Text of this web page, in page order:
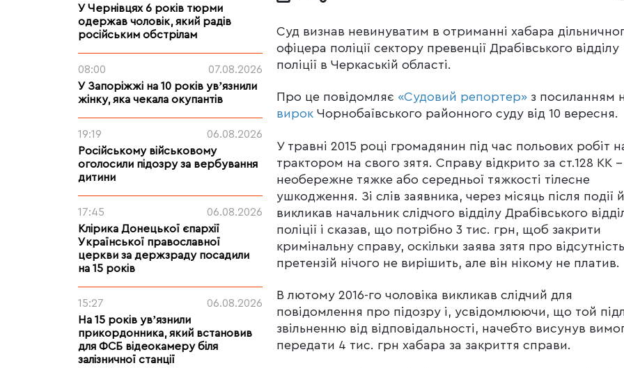
У Чернівцях 6 років тюрми
одержав чоловік, який радів
російським обстрілам
08:00
07.08.2026
У Запоріжжі на 10 років увʼязнили
жінку, яка чекала окупантів
19:19
06.08.2026
Російському військовому
оголосили підозру за вербування
дитини
17:45
06.08.2026
Клірика Донецької єпархії
Української православної
церкви за держзраду посадили
на 15 років
15:27
06.08.2026
На 15 років увʼязнили
прикордонника, який встановив
для ФСБ відеокамеру біля
залізничної станції
Суд визнав невинуватим в отриманні хабара
офіцера поліції сектору превенції Драбівського відділу
поліції в Черкаській області.
Про це повідомляє «Судовий репортер» з посиланням
вирок Чорнобаївського районного суду від 10 вересня.
У травні 2015 році громадянин під час польових робіт
трактором на свого зятя. Справу відкрито за ст.128 КК –
необережне тяжке або середньої тяжкості тілесне
ушкодження. Зі слів заявника, через місяць після події
викликав начальник слідчого відділу Драбівського
поліції і сказав, що потрібно 3 тис. грн, щоб закрити
кримінальну справу, оскільки заява зятя про відсутність
претензій нічого не вирішить, але він нікому не платив.
В лютому 2016-го чоловіка викликав слідчий для
повідомлення про підозру і, усвідомлюючи, що той
звільненню від відповідальності, начебто висунув
передати 4 тис. грн хабара за закриття справи.